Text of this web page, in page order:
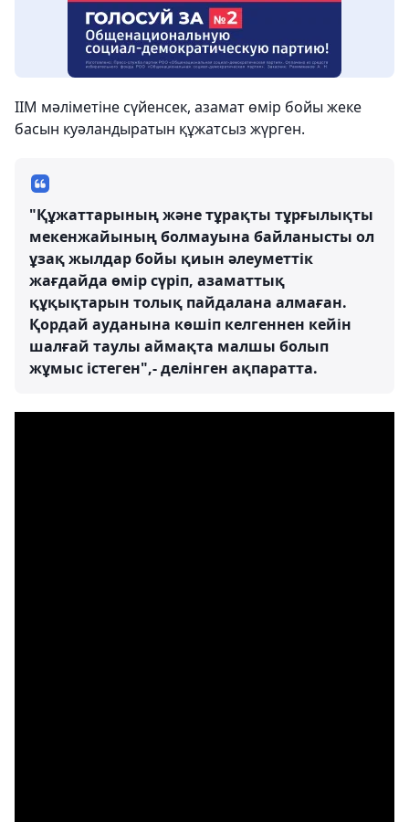
ІІМ мәліметіне сүйенсек, азамат өмір бойы жеке
басын куәландыратын құжатсыз жүрген.
"Құжаттарының және тұрақты тұрғылықты
мекенжайының болмауына байланысты ол
ұзақ жылдар бойы қиын әлеуметтік
жағдайда өмір сүріп, азаматтық
құқықтарын толық пайдалана алмаған.
Қордай ауданына көшіп келгеннен кейін
шалғай таулы аймақта малшы болып
жұмыс істеген",- делінген ақпаратта.